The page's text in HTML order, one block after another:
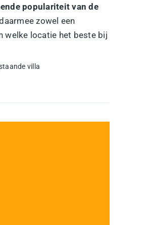
populariteit van de
zowel een
welke locatie het beste bij
villa